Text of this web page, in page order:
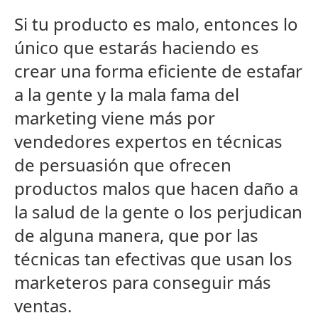
Si tu producto es malo, entonces lo
único que estarás haciendo es
crear una forma eficiente de estafar
a la gente y la mala fama del
marketing viene más por
vendedores expertos en técnicas
de persuasión que ofrecen
productos malos que hacen daño a
la salud de la gente o los perjudican
de alguna manera, que por las
técnicas tan efectivas que usan los
marketeros para conseguir más
ventas.